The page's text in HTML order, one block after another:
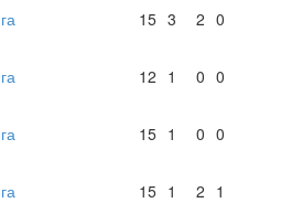
15 3 2 0
12 1 0 0
15 1 0 0
15 1 2 1